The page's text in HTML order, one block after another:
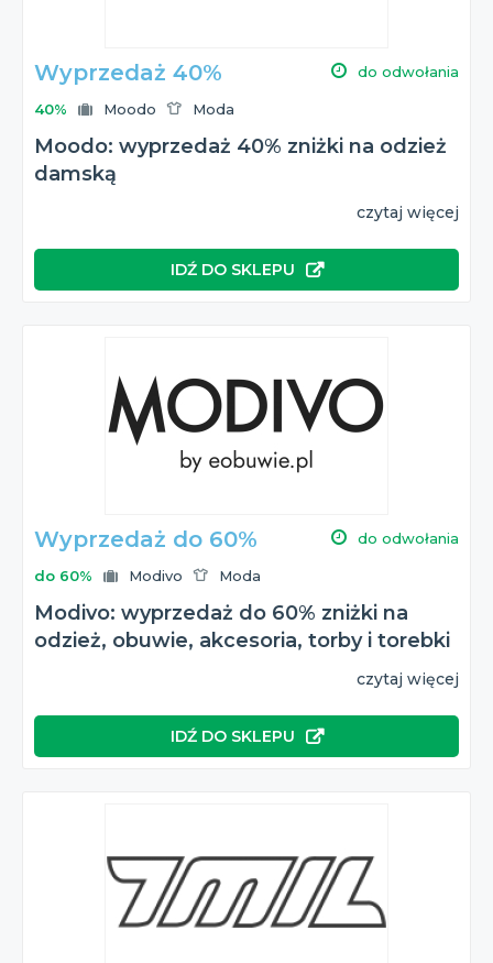
Wyprzedaż 40% do odwołania
40% Moodo Moda
Moodo: wyprzedaż 40% zniżki na odzież
damską
czytaj więcej
IDŹ DO SKLEPU
Wyprzedaż do 60% do odwołania
do 60% Modivo Moda
Modivo: wyprzedaż do 60% zniżki na
odzież, obuwie, akcesoria, torby i torebki
czytaj więcej
IDŹ DO SKLEPU